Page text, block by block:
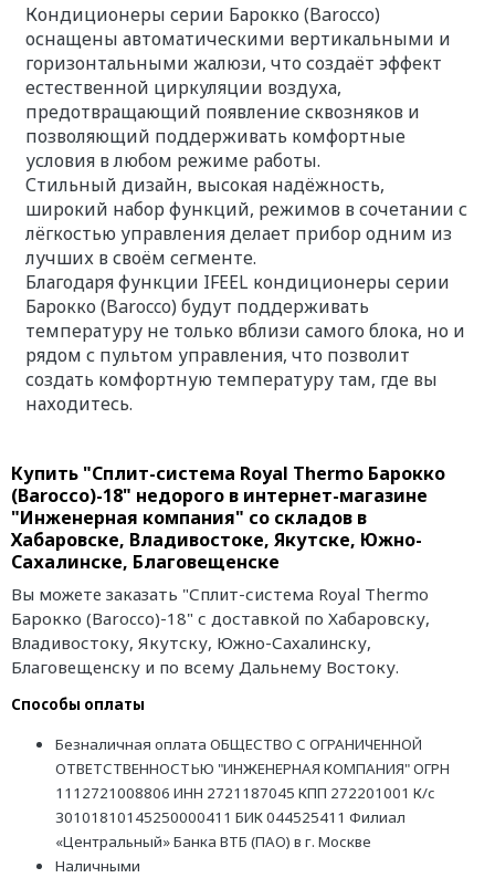
Кондиционеры серии Барокко (Barocco)
оснащены автоматическими вертикальными и
горизонтальными жалюзи, что создаёт эффект
естественной циркуляции воздуха,
предотвращающий появление сквозняков и
позволяющий поддерживать комфортные
условия в любом режиме работы.
Стильный дизайн, высокая надёжность,
широкий набор функций, режимов в сочетании с
лёгкостью управления делает прибор одним из
лучших в своём сегменте.
Благодаря функции IFEEL кондиционеры серии
Барокко (Barocco) будут поддерживать
температуру не только вблизи самого блока, но и
рядом с пультом управления, что позволит
создать комфортную температуру там, где вы
находитесь.
Купить "Сплит-система Royal Thermo Барокко
(Barocco)-18" недорого в интернет-магазине
"Инженерная компания" со складов в
Хабаровске, Владивостоке, Якутске, Южно-
Сахалинске, Благовещенске
Вы можете заказать "Сплит-система Royal Thermo
Барокко (Barocco)-18" с доставкой по Хабаровску,
Владивостоку, Якутску, Южно-Сахалинску,
Благовещенску и по всему Дальнему Востоку.
Способы оплаты
Безналичная оплата ОБЩЕСТВО С ОГРАНИЧЕННОЙ
ОТВЕТСТВЕННОСТЬЮ "ИНЖЕНЕРНАЯ КОМПАНИЯ" ОГРН
1112721008806 ИНН 2721187045 КПП 272201001 К/с
30101810145250000411 БИК 044525411 Филиал
«Центральный» Банка ВТБ (ПАО) в г. Москве
Наличными